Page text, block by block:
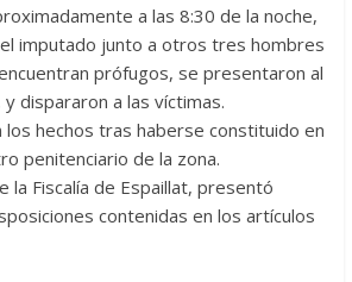
a las 8:30 de la noche,
imputado junto a otros tres hombres
encuentran prófugos, se presentaron al
dispararon a las víctimas.
hechos tras haberse constituido en
penitenciario de la zona.
la Fiscalía de Espaillat, presentó
contenidas en los artículos